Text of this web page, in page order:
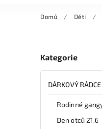
Domů / Děti /
Kategorie
DÁRKOVÝ RÁDCE
Rodinné
Den otců 21.6